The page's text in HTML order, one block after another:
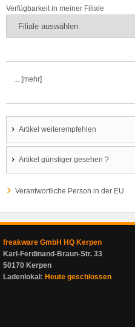
Verfügbarkeit in meiner Filiale
... [mehr]
Artikel weiterempfehlen
Artikel günstiger gesehen ?
Verantwortliche Person in der EU
freakware GmbH HQ Kerpen
Karl-Ferdinand-Braun-Str. 33
50170 Kerpen
Ladenlokal: Heute geschlossen